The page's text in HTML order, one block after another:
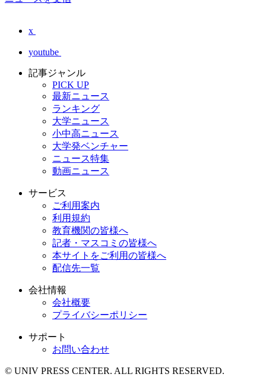
x
youtube
記事ジャンル
PICK UP
最新ニュース
ランキング
大学ニュース
小中高ニュース
大学発ベンチャー
ニュース特集
動画ニュース
サービス
ご利用案内
利用規約
教育機関の皆様へ
記者・マスコミの皆様へ
本サイトをご利用の皆様へ
配信先一覧
会社情報
会社概要
プライバシーポリシー
サポート
お問い合わせ
© UNIV PRESS CENTER. ALL RIGHTS RESERVED.